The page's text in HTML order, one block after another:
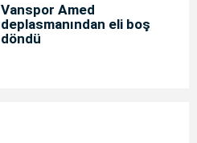
Vanspor Amed
deplasmanından eli boş
döndü